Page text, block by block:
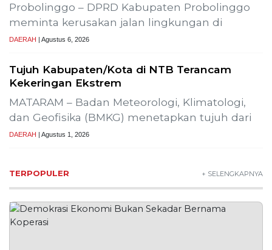
Probolinggo – DPRD Kabupaten Probolinggo
meminta kerusakan jalan lingkungan di
DAERAH | Agustus 6, 2026
Tujuh Kabupaten/Kota di NTB Terancam
Kekeringan Ekstrem
MATARAM – Badan Meteorologi, Klimatologi,
dan Geofisika (BMKG) menetapkan tujuh dari
DAERAH | Agustus 1, 2026
TERPOPULER + SELENGKAPNYA